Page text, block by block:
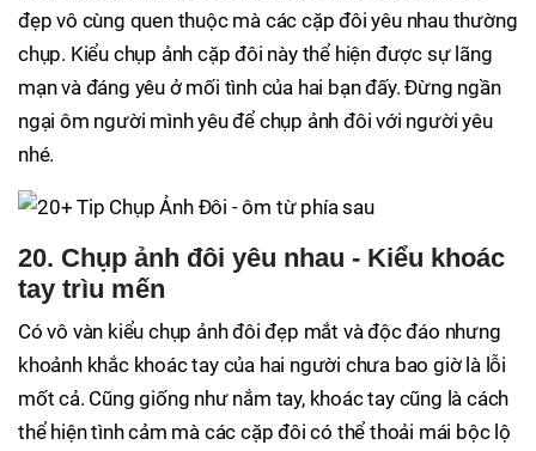
đẹp vô cùng quen thuộc mà các cặp đôi yêu nhau thường
chụp. Kiểu chụp ảnh cặp đôi này thể hiện được sự lãng
mạn và đáng yêu ở mối tình của hai bạn đấy. Đừng ngần
ngại ôm người mình yêu để chụp ảnh đôi với người yêu
nhé.
20. Chụp ảnh đôi yêu nhau - Kiểu khoác
tay trìu mến
Có vô vàn kiểu chụp ảnh đôi đẹp mắt và độc đáo nhưng
khoảnh khắc khoác tay của hai người chưa bao giờ là lỗi
mốt cả. Cũng giống như nắm tay, khoác tay cũng là cách
thể hiện tình cảm mà các cặp đôi có thể thoải mái bộc lộ